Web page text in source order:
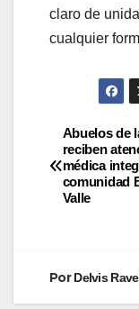
claro de
cualquier
Abuelos de
reciben
médica
comunidad
Valle
PorDelvis